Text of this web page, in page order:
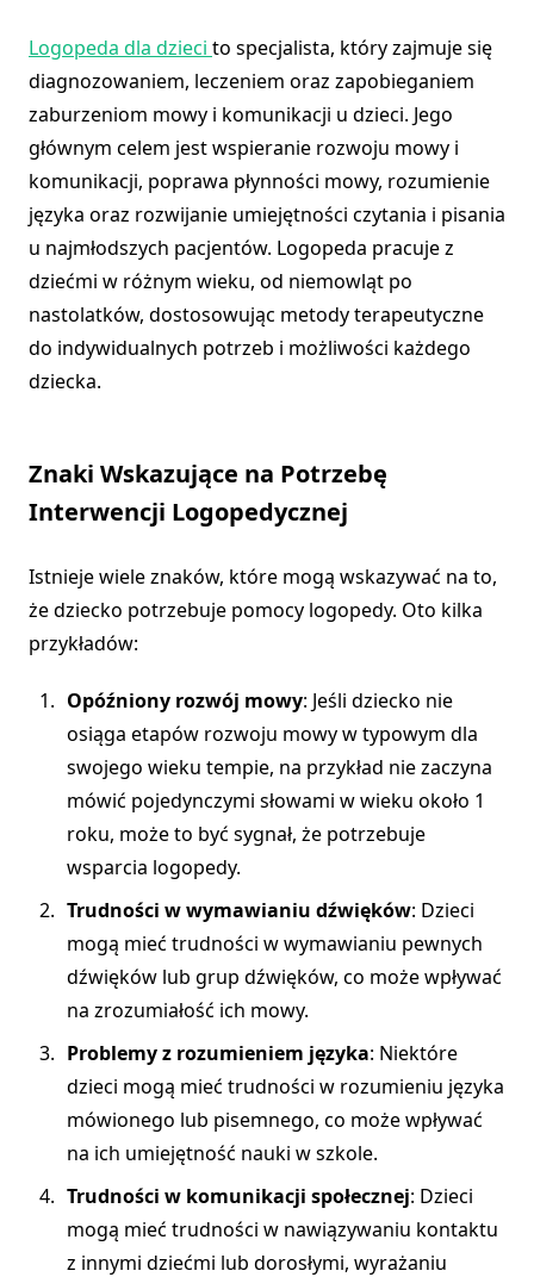
Logopeda dla dzieci to specjalista, który zajmuje się
diagnozowaniem, leczeniem oraz zapobieganiem
zaburzeniom mowy i komunikacji u dzieci. Jego
głównym celem jest wspieranie rozwoju mowy i
komunikacji, poprawa płynności mowy, rozumienie
języka oraz rozwijanie umiejętności czytania i pisania
u najmłodszych pacjentów. Logopeda pracuje z
dziećmi w różnym wieku, od niemowląt po
nastolatków, dostosowując metody terapeutyczne
do indywidualnych potrzeb i możliwości każdego
dziecka.
Znaki Wskazujące na Potrzebę
Interwencji Logopedycznej
Istnieje wiele znaków, które mogą wskazywać na to,
że dziecko potrzebuje pomocy logopedy. Oto kilka
przykładów:
Opóźniony rozwój mowy: Jeśli dziecko nie
osiąga etapów rozwoju mowy w typowym dla
swojego wieku tempie, na przykład nie zaczyna
mówić pojedynczymi słowami w wieku około 1
roku, może to być sygnał, że potrzebuje
wsparcia logopedy.
Trudności w wymawianiu dźwięków: Dzieci
mogą mieć trudności w wymawianiu pewnych
dźwięków lub grup dźwięków, co może wpływać
na zrozumiałość ich mowy.
Problemy z rozumieniem języka: Niektóre
dzieci mogą mieć trudności w rozumieniu języka
mówionego lub pisemnego, co może wpływać
na ich umiejętność nauki w szkole.
Trudności w komunikacji społecznej: Dzieci
mogą mieć trudności w nawiązywaniu kontaktu
z innymi dziećmi lub dorosłymi, wyrażaniu